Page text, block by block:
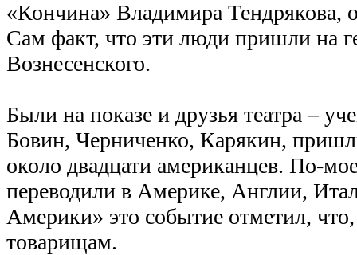
«Кончина» Владимира Тендрякова,
Сам факт, что эти люди пришли на
Вознесенского.
Были на показе и друзья театра –
Бовин, Черниченко, Карякин,
около двадцати американцев. По-
переводили в Америке, Англии,
Америки» это событие отметил,
товарищам.